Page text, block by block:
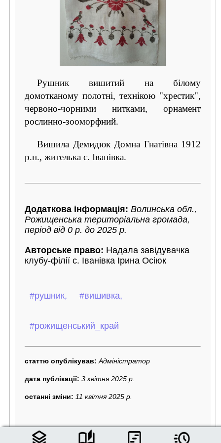
Рушник вишитий на білому
домотканому полотні, технікою "хрестик",
червоно-чорними нитками, орнамент
рослинно-зооморфний.
Вишила Демидюк Домна Гнатівна 1912
р.н., жителька с. Іванівка.
Додаткова інформація: Волинська обл.,
Рожищенська територіальна громада,
період від 0 р. до 2025 р.
Авторське право: Надала завідувачка
клубу-філії с. Іванівка Ірина Осіюк
#рушник, #вишивка,
#рожищенський_край
статтю опублікував: Адміністратор
дата публікації: 3 квітня 2025 р.
останні зміни: 11 квітня 2025 р.